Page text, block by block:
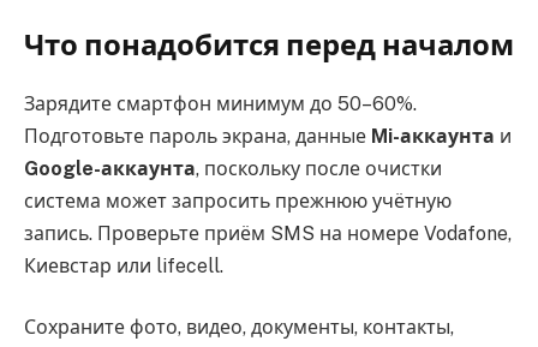
Что понадобится перед началом
Зарядите смартфон минимум до 50–60%.
Подготовьте пароль экрана, данные Mi-аккаунта и
Google-аккаунта, поскольку после очистки
система может запросить прежнюю учётную
запись. Проверьте приём SMS на номере Vodafone,
Киевстар или lifecell.
Сохраните фото, видео, документы, контакты,